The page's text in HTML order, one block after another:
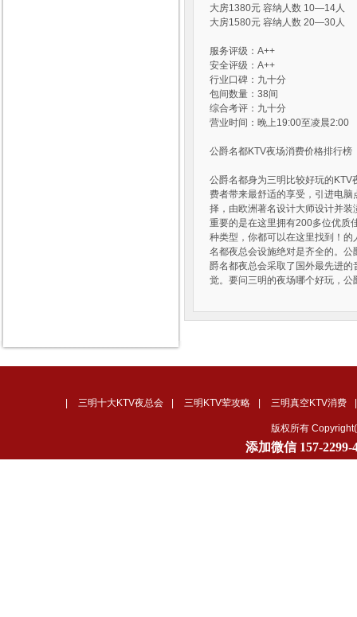
大房1380元 容纳人数 10—14人
大房1580元 容纳人数 20—30人
服务评级：A++
安全评级：A++
行业口碑：九十分
包间数量：38间
综合考评：九十分
营业时间：晚上19:00至凌晨2:00
公爵名都KTV夜场消费价格排行榜
公爵名都身为三明比较好玩的
费者带来最舒适的享受，引进电
择，由欧洲著名设计大师设计并
重要的是在这里拥有200多位优质
种类型，你都可以在这里找到！
名都夜总会设施绝对是齐全的。
爵名都夜总会采取了国外最先进
觉。要问三明的夜场哪个好玩，
三明十大KTV夜总会 三明KTV荤攻略 三明真空KTV消费
版权所有
添加微信 157-2299-